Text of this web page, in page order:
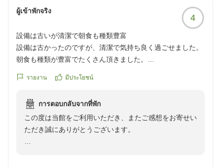
ผู้เข้าพักจริง
4
設備は古いが清潔で朝食も種類豊富
設備は古かったのですが、清潔で気持ち良く過ごせました。
朝食も種類が豊富でたくさん頂きました。
クチコミの詳細はこちらから
reviewId=33123478309250
รายงาน มีประโยชน์
การตอบกลับจากที่พัก
この度は当館をご利用いただき、またご感想をお寄せい
ただき誠にありがとうございます。